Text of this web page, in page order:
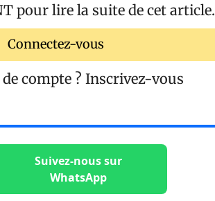
pour lire la suite de cet article.
Connectez-vous
compte ? Inscrivez-vous
Suivez-nous sur
WhatsApp